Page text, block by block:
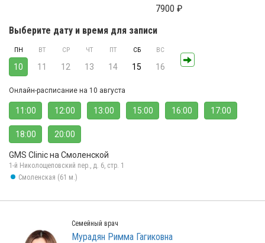
7900 ₽
Выберите дату и время для записи
ПН
10
ВТ
11
СР
12
ЧТ
13
ПТ
14
СБ
15
ВС
16
Онлайн-расписание на 10 августа
11:00 12:00 13:00 15:00 16:00 17:00
18:00 20:00
GMS Clinic на Смоленской
1-й Николощеповский пер., д. 6, стр. 1
Смоленская (61 м.)
Семейный врач
Мурадян Римма Гагиковна